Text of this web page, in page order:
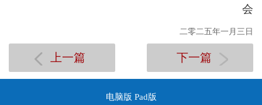
会
二零二五年一月三日
上一篇 下一篇
电脑版 Pad版